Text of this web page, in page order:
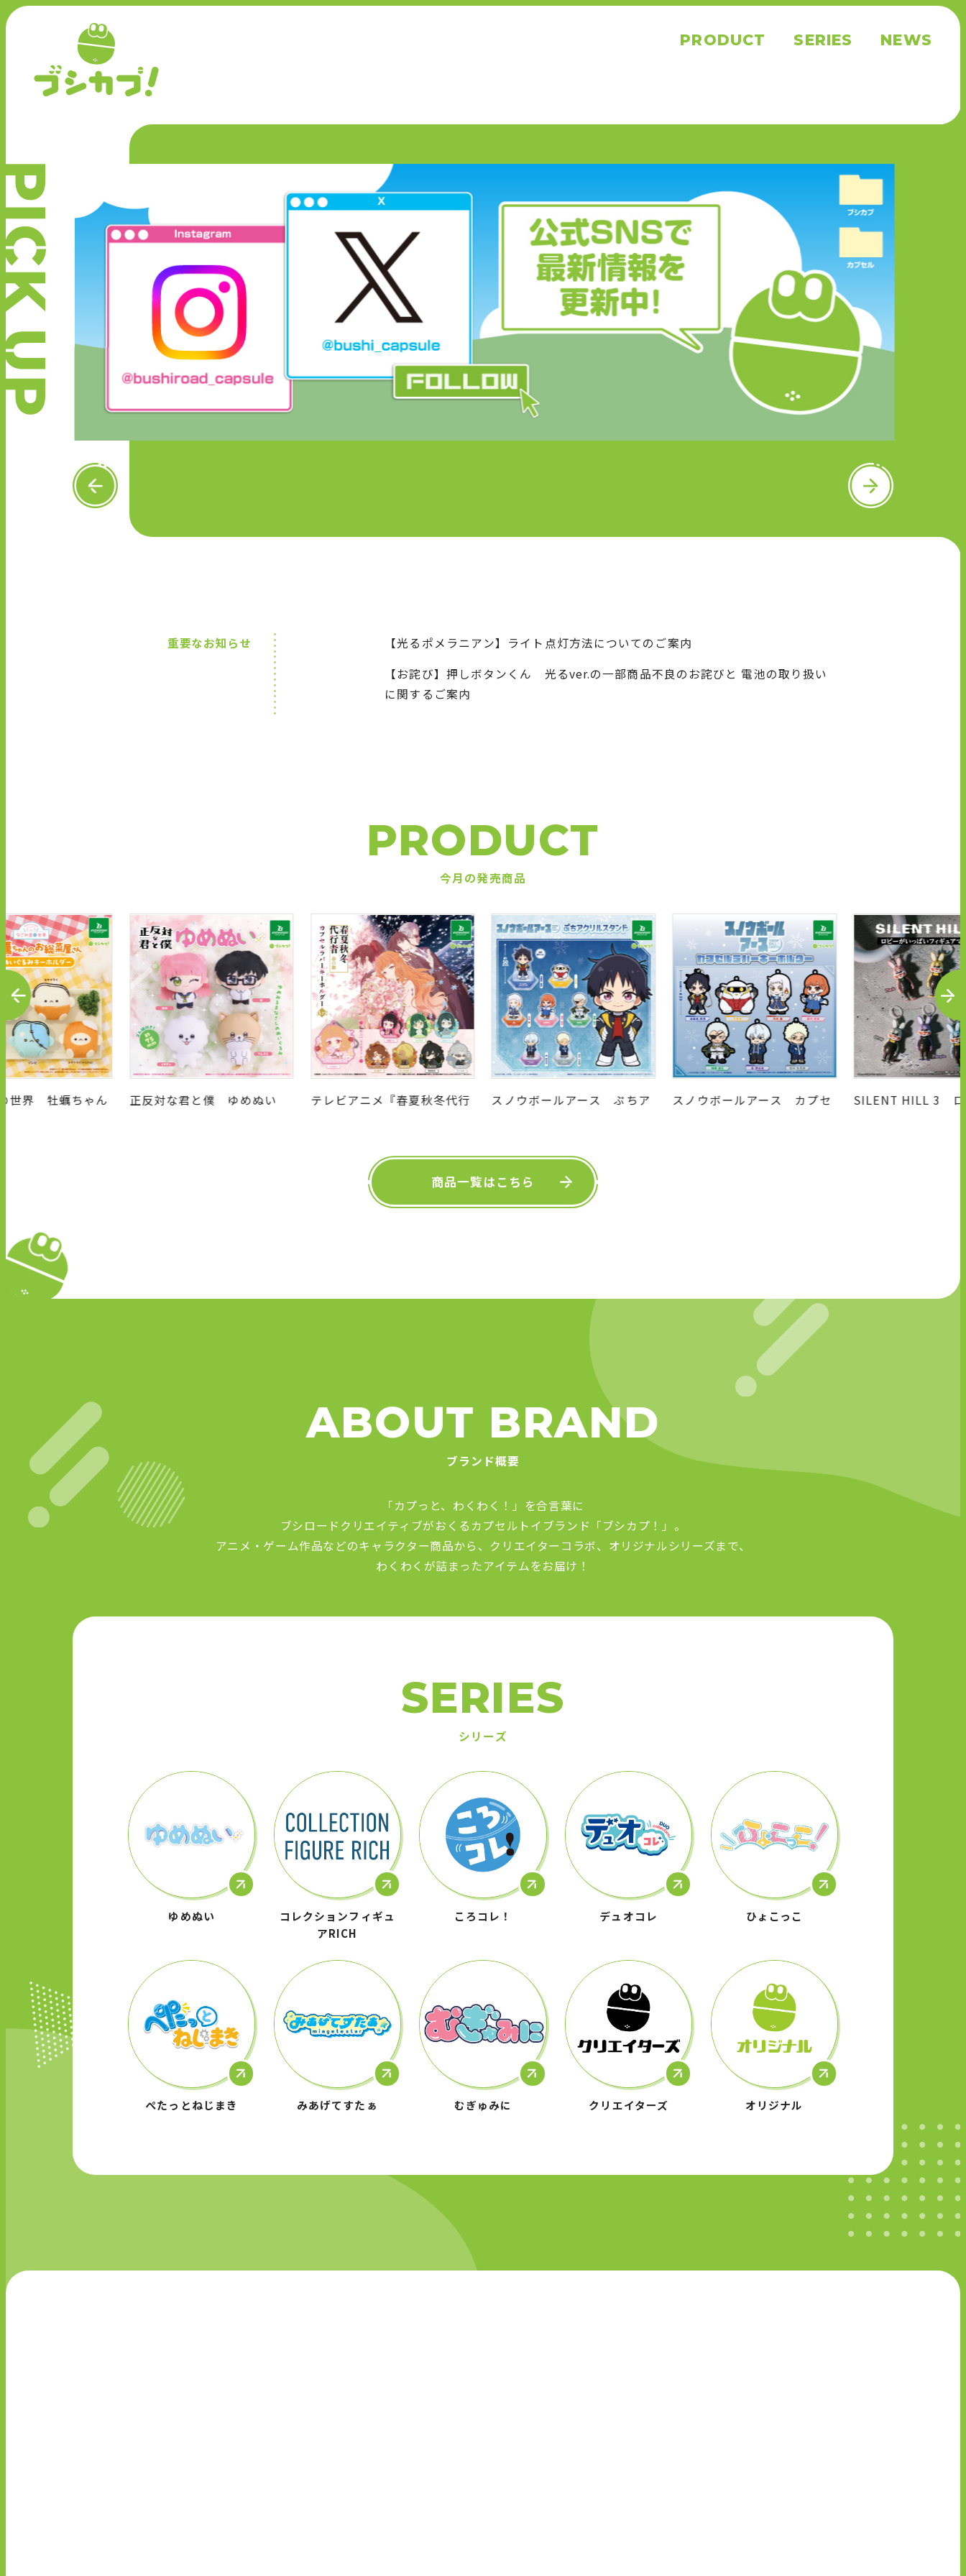
PRODUCT SERIES NEWS
P
K
U
P
P
N
x
重要なお知らせ
【光るポメラニアン】ライト点灯方法についてのご案内
【お詫び】押しボタンくん 光るver.の一部商品不良のお詫びと 電池の取り扱い
に関するご案内
PRODUCT
今月の発売商品
世界 牡蠣ちゃん
正反対な君と僕 ゆめぬい
テレビアニメ『春夏秋冬代行
スノウボールアース ぷちア
スノウボールアース カプセ
SILENT HILL 3 ロ
P
R
E
V
N
E
X
T
商品一覧はこちら
ABOUT BRAND
ブランド概要
「カプっと、わくわく！」を合言葉に
ブシロードクリエイティブがおくる カプセルトイブランド「ブシカプ！」。
アニメ・ゲーム作品などのキャラクター商品から、 クリエイターコラボ、オリジナルシリーズまで、
わくわくが詰まったアイテムをお届け！
SERIES
シリーズ
ゆめぬい
コレクションフィギュ
アRICH
ころコレ！ デュオコレ ひょこっこ
ぺたっとねじまき みあげてすたぁ むぎゅみに クリエイターズ オリジナル